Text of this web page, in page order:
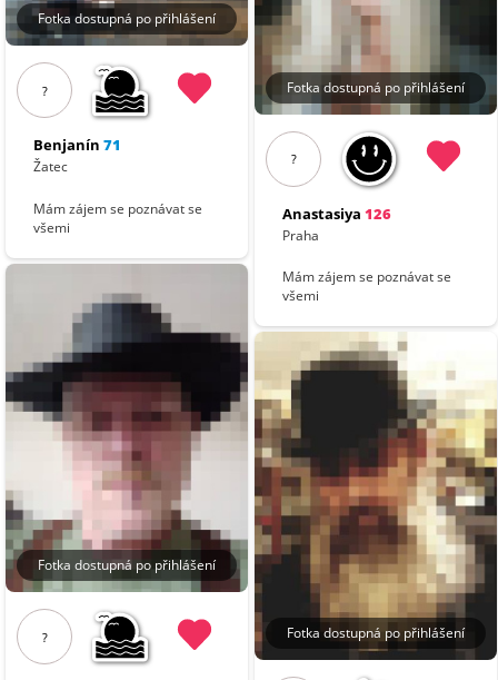
Fotka dostupná po přihlášení
?
Benjanín 71
Žatec
Mám zájem se poznávat se
všemi
Fotka dostupná po přihlášení
?
Fotka dostupná po přihlášení
?
Anastasiya 126
Praha
Mám zájem se poznávat se
všemi
Fotka dostupná po přihlášení